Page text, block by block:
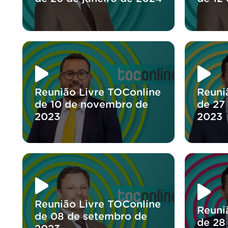
Reunião Livre TOConline
de 10 de novembro de
2023
de 27
2023
Reunião Livre TOConline
de 08 de setembro de
de 28